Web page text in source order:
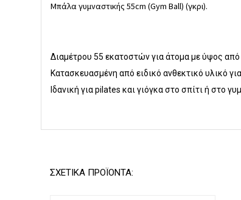
Μπάλα γυμναστικής 55cm (Gym Ball) (γκρι).
Διαμέτρου 55 εκατοστών για άτομα με ύψος
Κατασκευασμένη από ειδικό ανθεκτικό υλικό
Ιδανική για pilates και γιόγκα στο σπίτι ή στο
ΣΧΕΤΙΚΑ ΠΡΟΪΟΝΤΑ: